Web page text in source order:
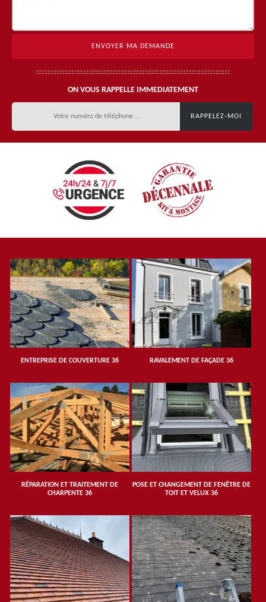
ON VOUS RAPPELLE IMMEDIATEMENT
ENTREPRISE DE COUVERTURE 36 RAVALEMENT DE FAÇADE 36
RÉPARATION ET TRAITEMENT DE
CHARPENTE 36
POSE ET CHANGEMENT DE FENÊTRE DE
TOIT ET VELUX 36